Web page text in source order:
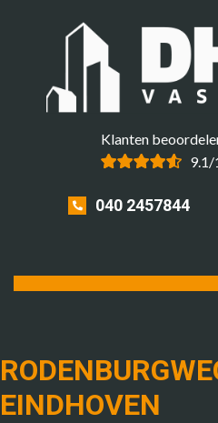
Klanten
9.1/
040 2457844
EINDHOVEN